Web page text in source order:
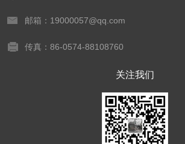
邮箱：19000057@qq.com
传真：86-0574-88108760
关注我们